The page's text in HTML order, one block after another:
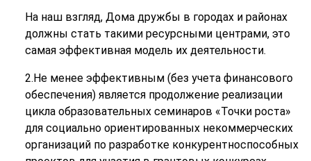
На наш взгляд, Дома дружбы в городах и районах
должны стать такими ресурсными центрами, это
самая эффективная модель их деятельности.
2.Не менее эффективным (без учета финансового
обеспечения) является продолжение реализации
цикла образовательных семинаров «Точки роста»
для социально ориентированных некоммерческих
организаций по разработке конкурентноспособных